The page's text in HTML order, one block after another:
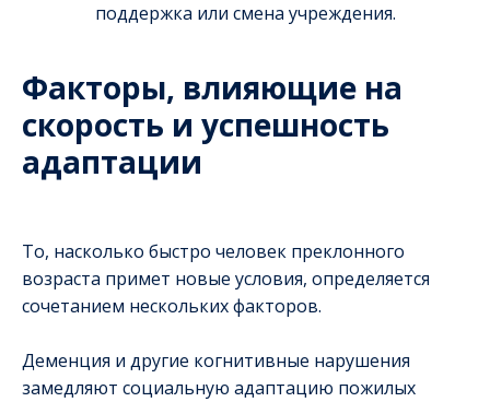
поддержка или смена учреждения.
Факторы, влияющие на
скорость и успешность
адаптации
То, насколько быстро человек преклонного
возраста примет новые условия, определяется
сочетанием нескольких факторов.
Деменция и другие когнитивные нарушения
замедляют социальную адаптацию пожилых